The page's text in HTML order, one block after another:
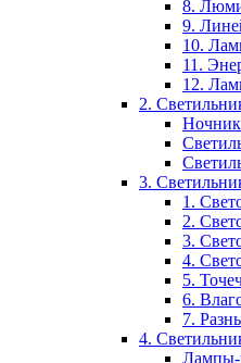
8.
9.
10.
11.
12.
2.
3.
1.
2.
3.
4.
5.
6.
7.
4.
Лампы-